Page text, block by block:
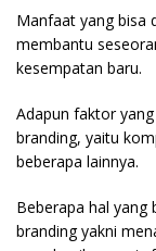
Manfaat yang bisa
membantu
kesempatan baru.
Adapun faktor
branding, yaitu
beberapa lainnya.
Beberapa hal yang
branding yakni